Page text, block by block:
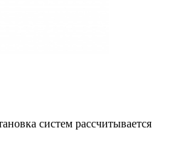
систем рассчитывается